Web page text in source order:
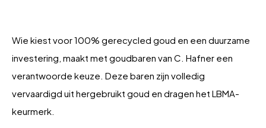
Wie kiest voor 100% gerecycled goud en een duurzame
investering, maakt met goudbaren van C. Hafner een
verantwoorde keuze. Deze baren zijn volledig
vervaardigd uit hergebruikt goud en dragen het LBMA-
keurmerk.